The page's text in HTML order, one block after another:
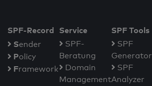
SPF-Record
Sender
Policy
Framework
Service
SPF-
Beratung
Domain
Management
SPF Tools
SPF
Generator
SPF
Analyzer